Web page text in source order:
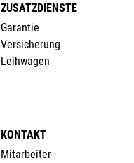
ZUSATZDIENSTE
Garantie
Versicherung
Leihwagen
KONTAKT
Mitarbeiter